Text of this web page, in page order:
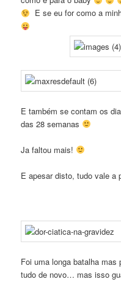
E se eu for como a
E também se contam os
das 28 semanas
Ja faltou mais!
E apesar disto, tudo vale a
Foi uma longa batalha
tudo de novo… mas isso